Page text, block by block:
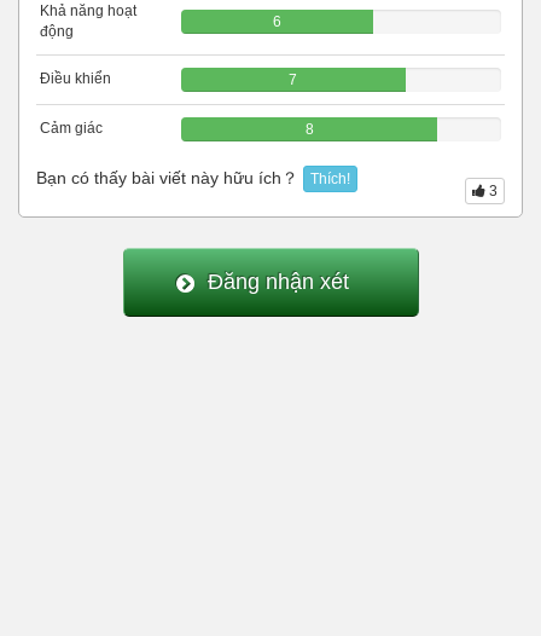
Khả năng hoạt
động
6
Điều khiển 7
Cảm giác 8
Bạn có thấy bài viết này hữu ích？ Thích!
3
Đăng nhận xét